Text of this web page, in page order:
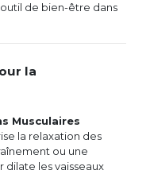
de bien-être dans
la
Musculaires
la relaxation des
ou une
dilate les vaisseaux